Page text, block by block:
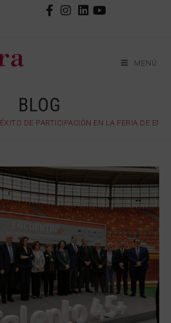
MENÚ
BLOG
ÉXITO DE PARTICIPACIÓN EN LA FERIA DE